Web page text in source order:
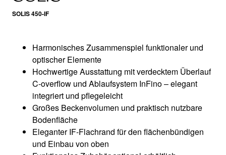
SOLIS 450-IF
Harmonisches Zusammenspiel funktionaler und
optischer Elemente
Hochwertige Ausstattung mit verdecktem Überlauf
C-overflow und Ablaufsystem InFino – elegant
integriert und pflegeleicht
Großes Beckenvolumen und praktisch nutzbare
Bodenfläche
Eleganter IF-Flachrand für den flächenbündigen
und Einbau von oben